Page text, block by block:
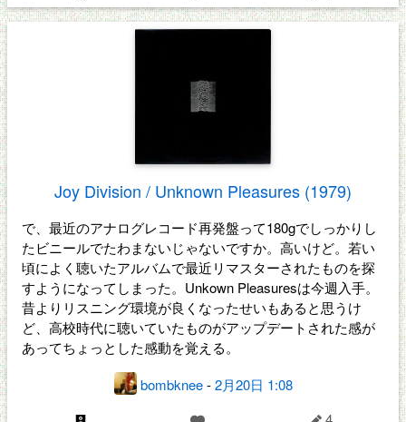
Joy Division / Unknown Pleasures (1979)
で、最近のアナログレコード再発盤って180gでしっかりし
たビニールでたわまないじゃないですか。高いけど。若い
頃によく聴いたアルバムで最近リマスターされたものを探
すようになってしまった。Unkown Pleasuresは今週入手。
昔よりリスニング環境が良くなったせいもあると思うけ
ど、高校時代に聴いていたものがアップデートされた感が
あってちょっとした感動を覚える。
bombknee-2月20日 1:08